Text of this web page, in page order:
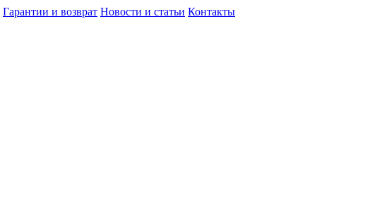
Гарантии и возврат Новости и статьи Контакты